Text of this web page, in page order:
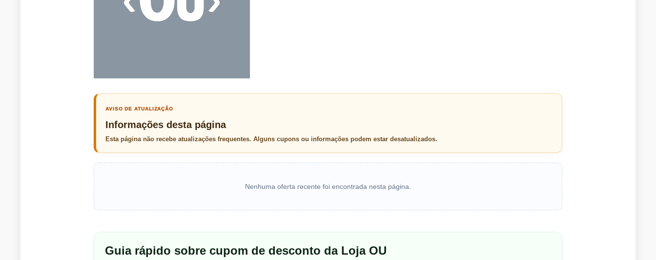
AVISO DE ATUALIZAÇÃO
Informações desta página
Esta página não recebe atualizações frequentes. Alguns cupons ou informações podem estar desatualizados.
Nenhuma oferta recente foi encontrada nesta página.
Guia rápido sobre cupom de desconto da Loja OU